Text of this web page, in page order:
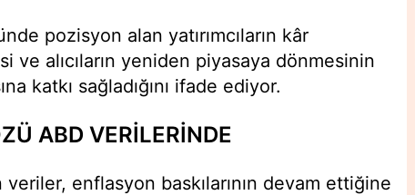
pozisyon alan yatırımcıların kâr
ve alıcıların yeniden piyasaya dönmesinin
katkı sağladığını ifade ediyor.
ABD VERİLERİNDE
veriler, enflasyon baskılarının devam ettiğine